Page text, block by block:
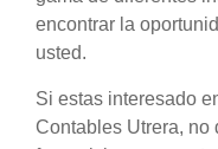
encontrar la
usted.
Si estas interesado
Contables Utrera, no